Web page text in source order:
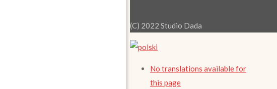
(C) 2022 Studio Dada
No translations available for
this page